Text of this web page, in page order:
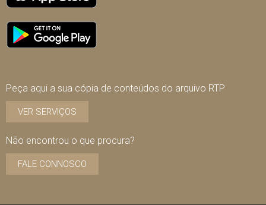
Peça aqui a sua cópia de conteúdos do arquivo RTP
VER SERVIÇOS
Não encontrou o que procura?
FALE CONNOSCO